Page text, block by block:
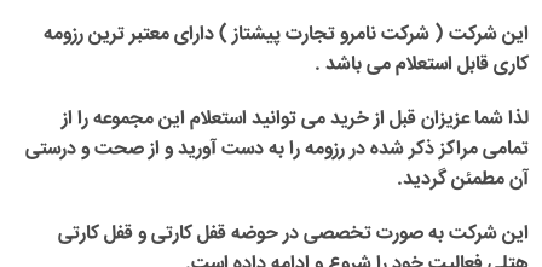
این شرکت ( شرکت نامرو تجارت پیشتاز ) دارای معتبر ترین رزومه
کاری قابل استعلام می باشد .
لذا شما عزیزان قبل از خرید می توانید استعلام این مجموعه را از
تمامی مراکز ذکر شده در رزومه را به دست آورید و از صحت و درستی
آن مطمئن گردید.
این شرکت به صورت تخصصی در حوضه قفل کارتی و قفل کارتی